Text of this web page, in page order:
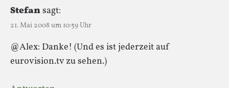
Stefansagt:
21. Mai 2008 um 10:59 Uhr
@Alex: Danke! (Und es ist jederzeit auf
eurovision.tv zu sehen.)